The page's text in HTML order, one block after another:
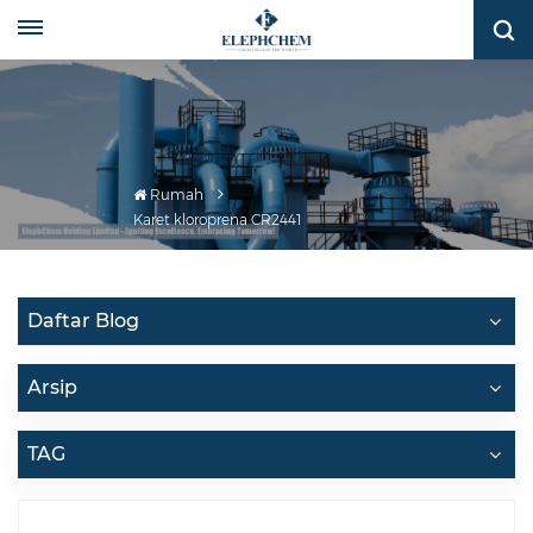
Rumah
Karet kloroprena CR2441
Daftar Blog
Arsip
TAG